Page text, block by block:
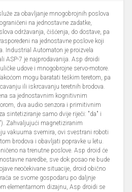
za obavljanje mnogobrojnih poslova
na jednostavne zadatke,
održavanja, čišćenja, do dostave, pa
na jednostavne poslove koji
Industrial Automaton je proizvela
ASP-7 je najprodavanija. Asp droidi
udove i mnogobrojne servo-motore.
mogu baratati teškim teretom, pa
ili iskrcavanju teretnih brodova.
sa jednostavnim kognitivnim
dva audio senzora i primitivnim
sintetiziranje samo dvije riječi: "da" i
Zahvaljujući magnetiziranim
vakuuma svemira, ovi svestrani roboti
brodova i obavljati popravke u letu.
na trenutne poslove. Asp droid će
naredbe, sve dok posao ne bude
neočekivane situacije, droid obično
se svome gospodaru po daljnje
elementarnom dizajnu, Asp droidi se